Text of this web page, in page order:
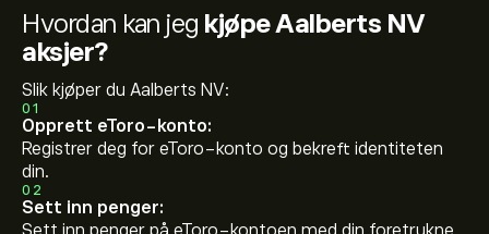
Hvordan kan jeg kjøpe Aalberts NV
aksjer?
Slik kjøper du Aalberts NV:
01
Opprett eToro-konto:
Registrer deg for eToro-konto og bekreft identiteten
din.
02
Sett inn penger: